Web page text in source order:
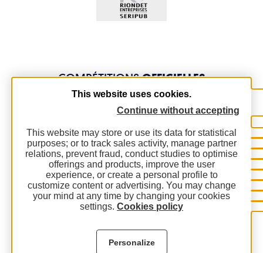
COMPÉTITIONSOFFICIELLES
This website uses cookies.
Continue without accepting
This website may store or use its data for statistical
purposes; or to track sales activity, manage partner
relations, prevent fraud, conduct studies to optimise
offerings and products, improve the user
experience, or create a personal profile to
customize content or advertising. You may change
your mind at any time by changing your cookies
settings. Cookies policy
Personalize